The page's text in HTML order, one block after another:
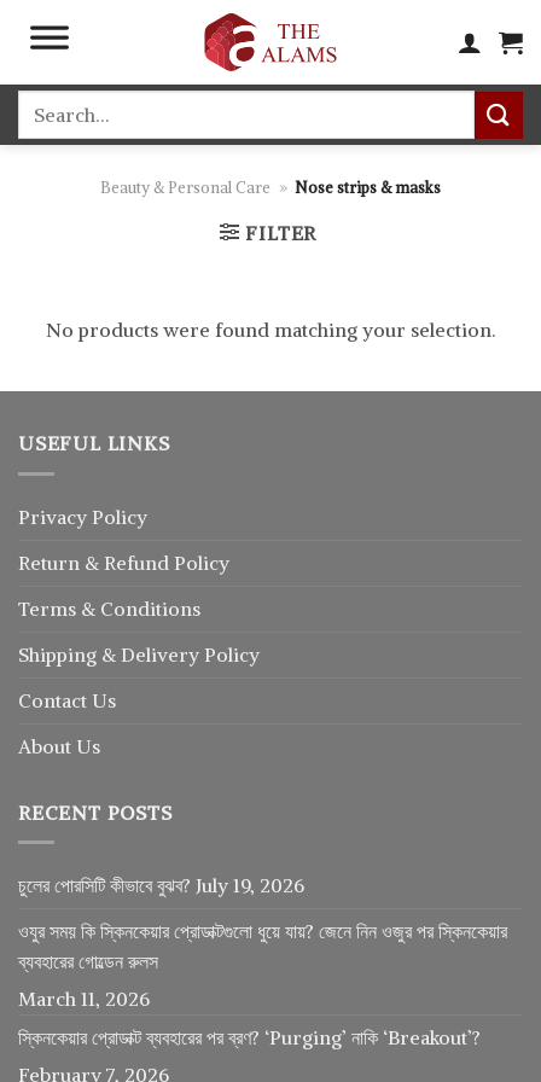
Beauty & Personal Care » Nose strips & masks
FILTER
No products were found matching your selection.
USEFUL LINKS
Privacy Policy
Return & Refund Policy
Terms & Conditions
Shipping & Delivery Policy
Contact Us
About Us
RECENT POSTS
চুলের পোরসিটি কীভাবে বুঝব? July 19, 2026
ওযুর সময় কি স্কিনকেয়ার প্রোডাক্টগুলো ধুয়ে যায়? জেনে নিন ওজুর পর স্কিনকেয়ার
ব্যবহারের গোল্ডেন রুলস
March 11, 2026
স্কিনকেয়ার প্রোডাক্ট ব্যবহারের পর ব্রণ? ‘Purging’ নাকি ‘Breakout’?
February 7, 2026